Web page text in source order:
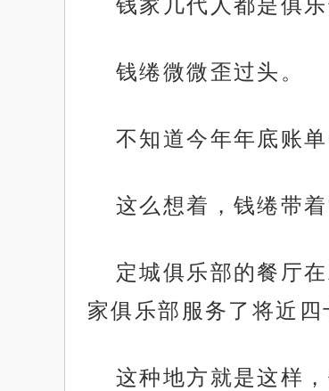
钱家几代人都是俱
钱绻微微歪过头。
不知道今年年底账
这么想着，钱绻带
定城俱乐部的餐厅
家俱乐部服务了将近
这种地方就是这样